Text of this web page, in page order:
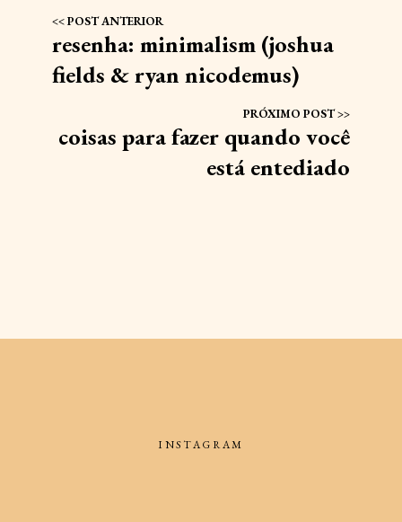
resenha: minimalism (joshua
fields & ryan nicodemus)
coisas para fazer quando você
está entediado
INSTAGRAM